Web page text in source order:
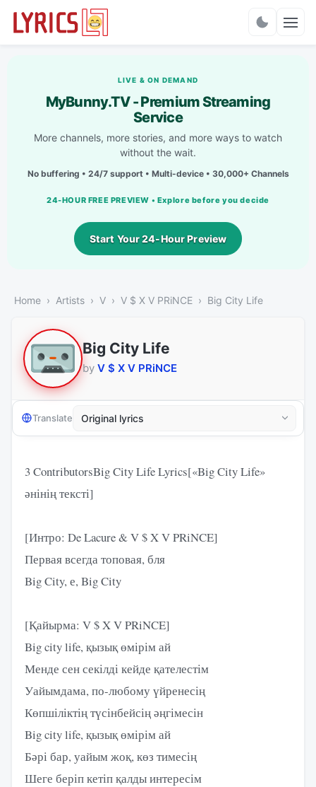
LIVE & ON DEMAND
MyBunny.TV - Premium Streaming
Service
More channels, more stories, and more ways to watch
without the wait.
No buffering • 24/7 support • Multi-device • 30,000+ Channels
24-HOUR FREE PREVIEW • Explore before you decide
Start Your 24-Hour Preview
Home Artists V V $ X V PRiNCE Big City Life
Big City Life
by V $ X V PRiNCE
Translate
3 ContributorsBig City Life Lyrics[«Big City Life»
әнінің тексті]
[Интро: De Lacure & V $ X V PRiNCE]
Первая всегда топовая, бля
Big City, е, Big City
[Қайырма: V $ X V PRiNCE]
Big city life, қызық өмірім ай
Менде сен секілді кейде қателестім
Уайымдама, по-любому үйренесің
Көпшіліктің түсінбейсің әңгімесін
Big city life, қызық өмірім ай
Бәрі бар, уайым жоқ, көз тимесің
Шеге беріп кетіп қалды интересім